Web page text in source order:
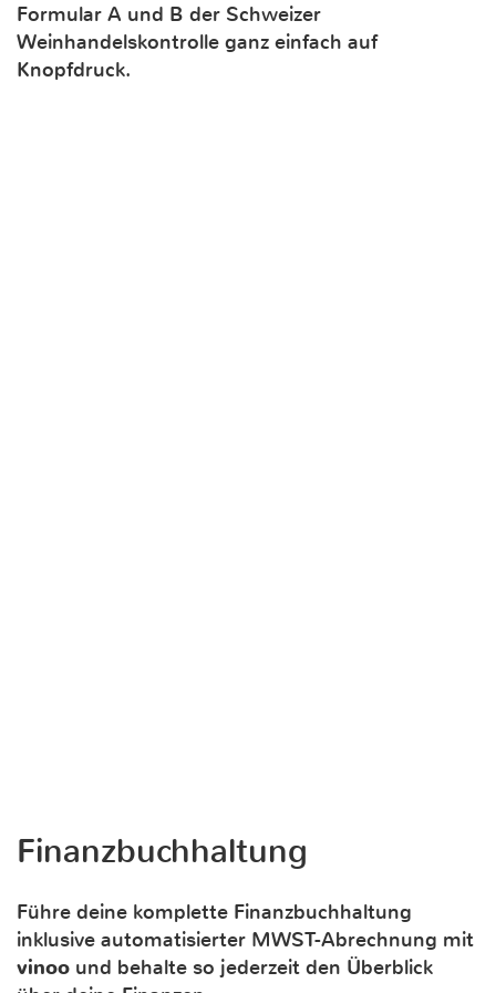
Formular A und B der Schweizer
Weinhandelskontrolle ganz einfach auf
Knopfdruck.
Finanzbuchhaltung
Führe deine komplette Finanzbuchhaltung
inklusive automatisierter MWST-Abrechnung mit
vinoo und behalte so jederzeit den Überblick